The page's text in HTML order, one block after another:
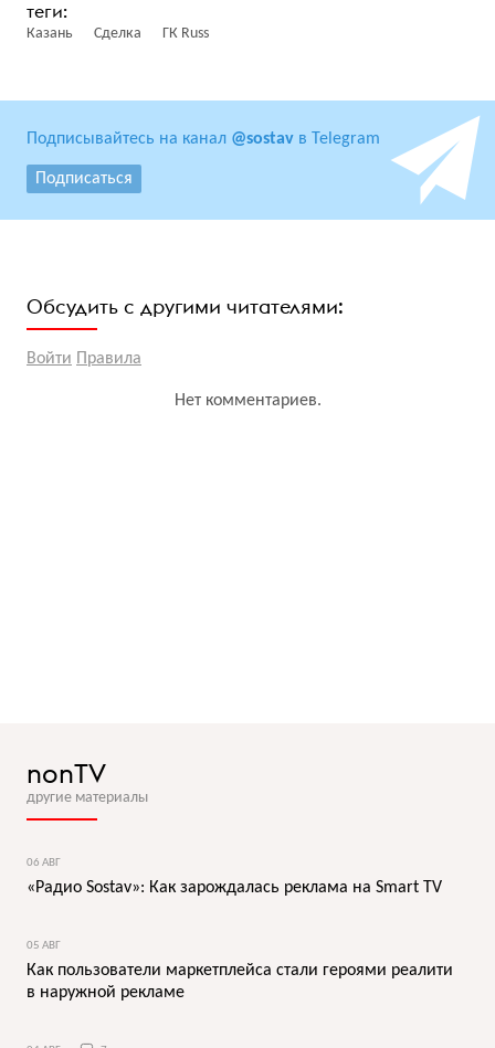
Казань Сделка ГК Russ
Подписывайтесь на канал @sostav в Telegram
Подписаться
Обсудить с другими читателями:
Войти Правила
Нет комментариев.
nonTV
другие материалы
06 АВГ
«Радио Sostav»: Как зарождалась реклама на Smart TV
05 АВГ
Как пользователи маркетплейса стали героями реалити
в наружной рекламе